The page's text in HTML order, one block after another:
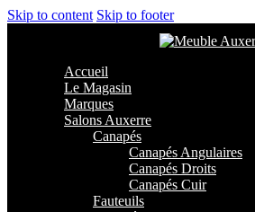
Skip to content Skip to footer
Accueil
Le Magasin
Marques
Salons Auxerre
Canapés
Canapés Angulaires
Canapés Droits
Canapés Cuir
Fauteuils